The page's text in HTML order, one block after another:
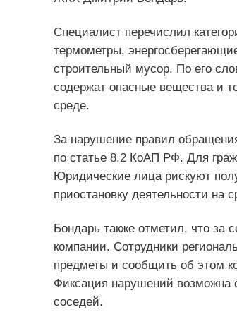
Специалист перечислил
термометры,
строительный мусор. По его
содержат опасные вещества и
среде.
За нарушение правил
по статье 8.2 КоАП РФ. Для
Юридические лица рискуют
приостановку деятельности на
Бондарь также отметил, что за
компании. Сотрудники
предметы и сообщить об этом
Фиксация нарушений возможна
соседей.